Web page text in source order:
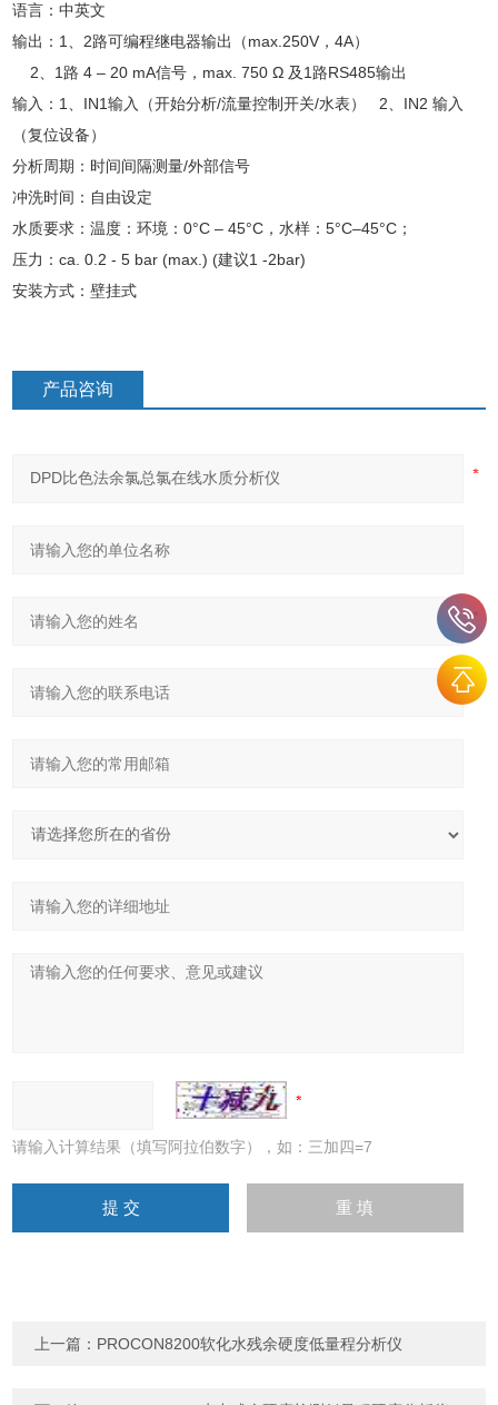
语言：中英文
输出：1、2路可编程继电器输出（max.250V，4A）
2、1路 4 – 20 mA信号，max. 750 Ω 及1路RS485输出
输入：1、IN1输入（开始分析/流量控制开关/水表） 2、IN2 输入
（复位设备）
分析周期：时间间隔测量/外部信号
冲洗时间：自由设定
水质要求：温度：环境：0°C – 45°C，水样：5°C–45°C；
压力：ca. 0.2 - 5 bar (max.) (建议1 -2bar)
安装方式：壁挂式
产品咨询
请输入计算结果（填写阿拉伯数字），如：三加四=7
上一篇： PROCON8200软化水残余硬度低量程分析仪